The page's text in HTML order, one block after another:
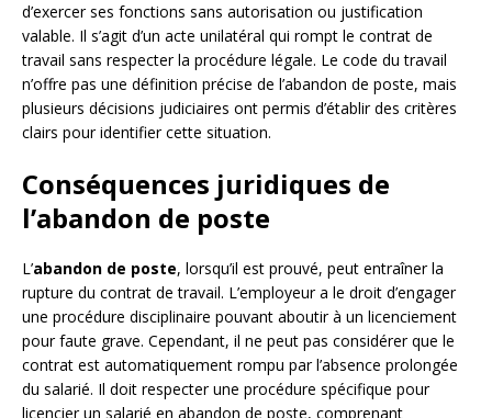
d’exercer ses fonctions sans autorisation ou justification
valable. Il s’agit d’un acte unilatéral qui rompt le contrat de
travail sans respecter la procédure légale. Le code du travail
n’offre pas une définition précise de l’abandon de poste, mais
plusieurs décisions judiciaires ont permis d’établir des critères
clairs pour identifier cette situation.
Conséquences juridiques de
l’abandon de poste
L’abandon de poste, lorsqu’il est prouvé, peut entraîner la
rupture du contrat de travail. L’employeur a le droit d’engager
une procédure disciplinaire pouvant aboutir à un licenciement
pour faute grave. Cependant, il ne peut pas considérer que le
contrat est automatiquement rompu par l’absence prolongée
du salarié. Il doit respecter une procédure spécifique pour
licencier un salarié en abandon de poste, comprenant